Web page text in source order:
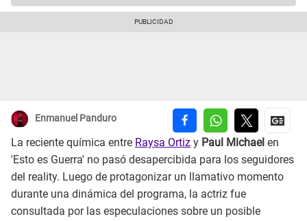
Enmanuel Panduro
La reciente química entre Raysa Ortiz y Paul Michael en
'Esto es Guerra' no pasó desapercibida para los seguidores
del reality. Luego de protagonizar un llamativo momento
durante una dinámica del programa, la actriz fue
consultada por las especulaciones sobre un posible